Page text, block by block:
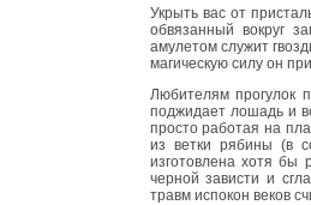
Укрыть вас от
обвязанный вокруг
амулетом служит
магическую силу он
Любителям прогулок
поджидает лошадь и
просто работая на
из ветки рябины (в
изготовлена хотя бы
черной зависти и
травм испокон веков